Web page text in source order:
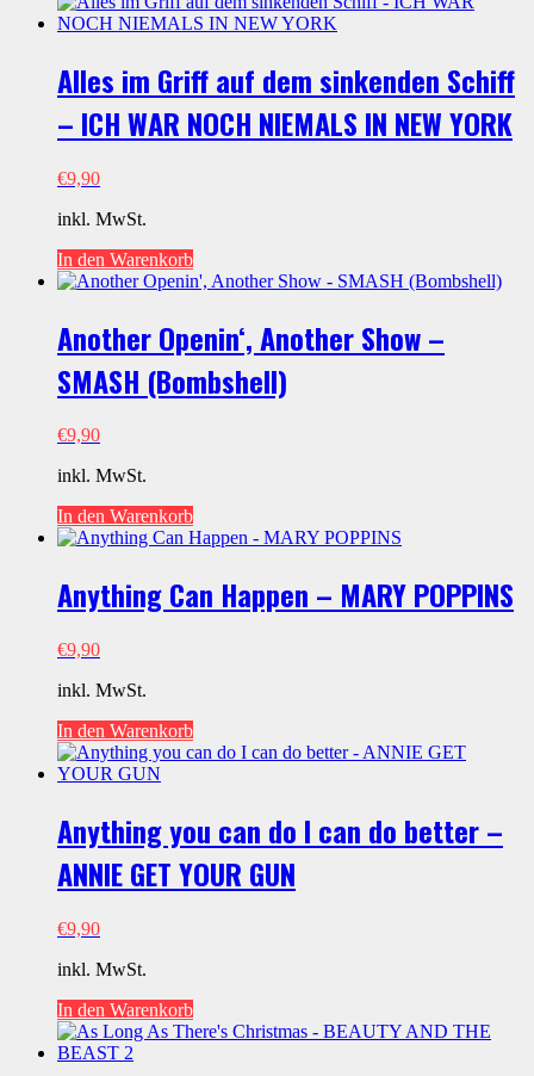
Alles im Griff auf dem sinkenden Schiff
– ICH WAR NOCH NIEMALS IN NEW YORK
€9,90
inkl. MwSt.
In den Warenkorb
Another Openin‘, Another Show –
SMASH (Bombshell)
€9,90
inkl. MwSt.
In den Warenkorb
Anything Can Happen – MARY POPPINS
€9,90
inkl. MwSt.
In den Warenkorb
Anything you can do I can do better –
ANNIE GET YOUR GUN
€9,90
inkl. MwSt.
In den Warenkorb